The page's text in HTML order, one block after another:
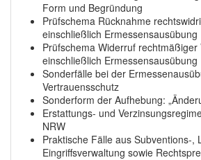
Form und Begründung
Prüfschema Rücknahme
einschließlich Ermessensausübung
Prüfschema Widerruf rechtmäßiger
einschließlich Ermessensausübung
Sonderfälle bei der
Vertrauensschutz
Sonderform der Aufhebung:
Erstattungs- und
NRW
Praktische Fälle aus Subventions-,
Eingriffsverwaltung sowie